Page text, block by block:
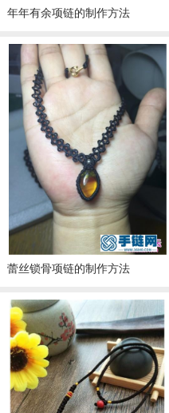
年年有余项链的制作方法
蕾丝锁骨项链的制作方法